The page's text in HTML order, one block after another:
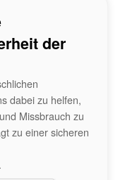
der
dabei zu helfen,
Missbrauch zu
zu einer sicheren